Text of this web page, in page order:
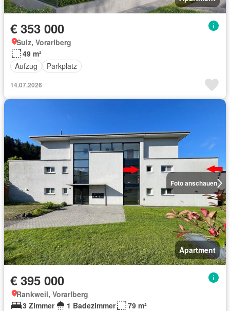
€ 353 000
Sulz, Vorarlberg
49 m²
Aufzug
Parkplatz
14.07.2026
Foto anschauen
Apartment
€ 395 000
Rankweil, Vorarlberg
3 Zimmer
1 Badezimmer 79 m²